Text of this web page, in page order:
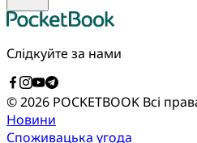
Слідкуйте за нами
© 2026 POCKETBOOK Всі
Новини
Споживацька угода